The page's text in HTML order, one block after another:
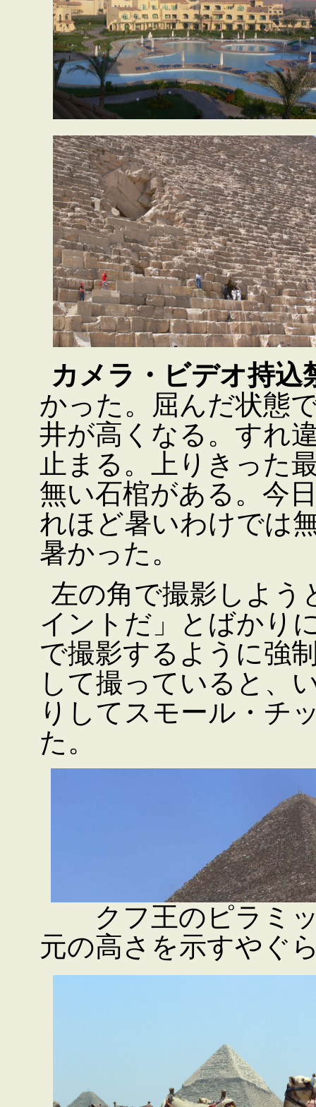
カメラ・ビデオ持込
かった。屈んだ状態
井が高くなる。すれ
止まる。上りきった
無い石棺がある。今
れほど暑いわけでは
暑かった。
左の角で撮影しよう
イントだ」とばかり
で撮影するように強
して撮っていると、
りしてスモール・チ
た。
クフ王のピラミッ
元の高さを示すやぐ